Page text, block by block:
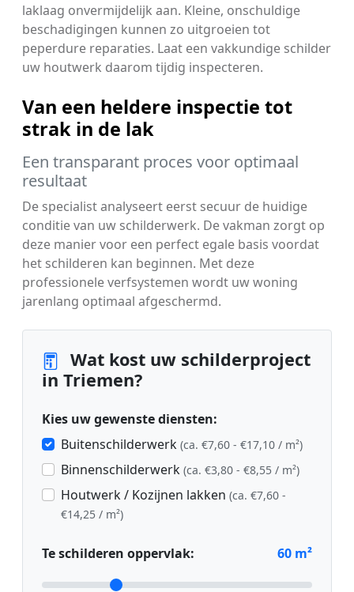
laklaag onvermijdelijk aan. Kleine, onschuldige
beschadigingen kunnen zo uitgroeien tot
peperdure reparaties. Laat een vakkundige schilder
uw houtwerk daarom tijdig inspecteren.
Van een heldere inspectie tot
strak in de lak
Een transparant proces voor optimaal
resultaat
De specialist analyseert eerst secuur de huidige
conditie van uw schilderwerk. De vakman zorgt op
deze manier voor een perfect egale basis voordat
het schilderen kan beginnen. Met deze
professionele verfsystemen wordt uw woning
jarenlang optimaal afgeschermd.
Wat kost uw schilderproject
in Triemen?
Kies uw gewenste diensten:
Buitenschilderwerk (ca. €7,60 - €17,10 / m²)
Binnenschilderwerk (ca. €3,80 - €8,55 / m²)
Houtwerk / Kozijnen lakken (ca. €7,60 -
€14,25 / m²)
Te schilderen oppervlak: 60 m²